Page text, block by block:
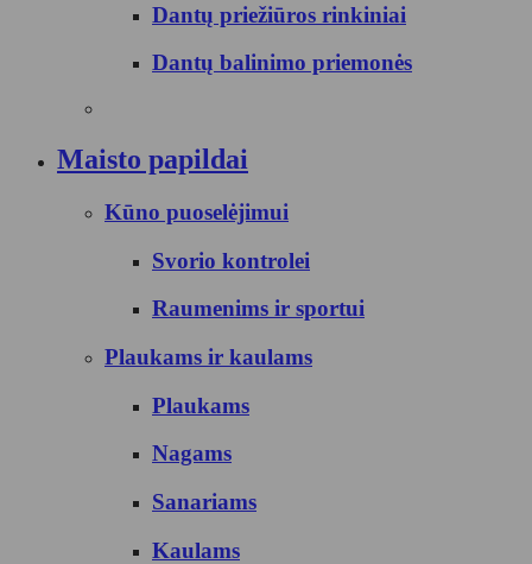
Dantų priežiūros rinkiniai
Dantų balinimo priemonės
Maisto papildai
Kūno puoselėjimui
Svorio kontrolei
Raumenims ir sportui
Plaukams ir kaulams
Plaukams
Nagams
Sanariams
Kaulams